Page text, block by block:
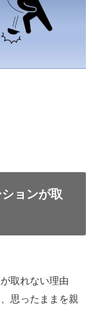
ョンが取
取れない理由
思ったままを親